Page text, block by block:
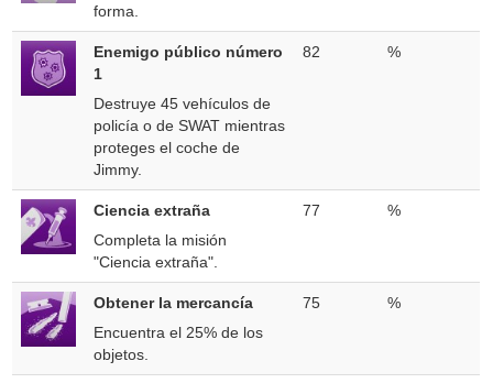
forma.
Enemigo público número
1
Destruye 45 vehículos de
policía o de SWAT mientras
proteges el coche de
Jimmy.
82 %
Ciencia extraña
Completa la misión
"Ciencia extraña".
77 %
Obtener la mercancía
Encuentra el 25% de los
objetos.
75 %